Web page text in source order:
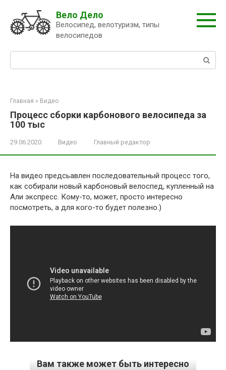
контенту
Вело Дело
Велосипед, велотуризм, типы
велосипедов
Главная » Видео
Процесс сборки карбонового велосипеда за
100 тыс
29.06.2020 Видео Главный редактор
На видео предсьавлен последовательный процесс того,
как собирали новый карбоновый велоспед, купленный на
Али экспресс. Кому-то, может, просто интересно
посмотреть, а для кого-то будет полезно.)
Вам также может быть интересно